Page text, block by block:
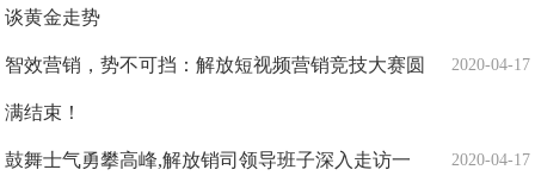
谈黄金走势
2020-04-17
智效营销，势不可挡：解放短视频营销竞技大赛圆
满结束！
2020-04-17
鼓舞士气勇攀高峰,解放销司领导班子深入走访一